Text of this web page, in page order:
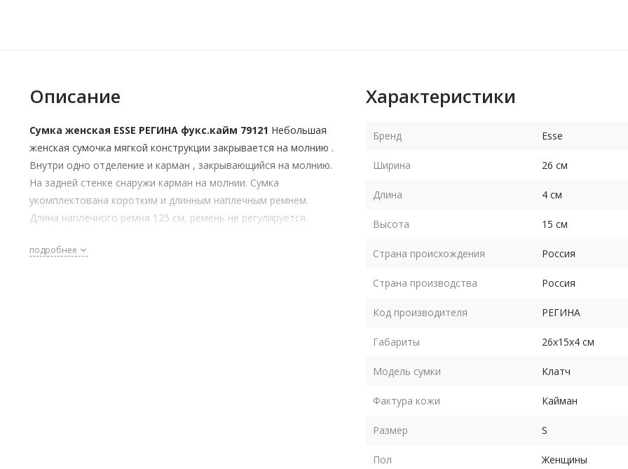
Описание
Сумка женская ESSE РЕГИНА фукс.кайм 79121 Небольшая
женская сумочка мягкой конструкции закрывается на молнию .
Внутри одно отделение и карман , закрывающийся на молнию.
На задней стенке снаружи карман на молнии. Сумка
укомплектована коротким и длинным наплечным ремнем.
Длина наплечного ремня 125 см, ремень не регулируется.
подробнее
Характеристики
Бренд Esse
Ширина 26 см
Длина 4 см
Высота 15 см
Страна происхождения Россия
Страна производства Россия
Код производителя РЕГИНА
Габариты 26х15х4 см
Модель сумки Клатч
Фактура кожи Кайман
Размер S
Пол Женщины